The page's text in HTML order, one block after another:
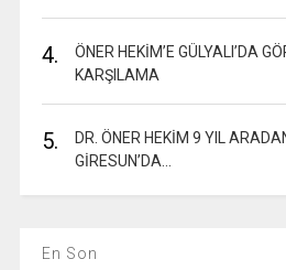
4.
ÖNER HEKİM’E GÜLYALI’DA
KARŞILAMA
5.
DR. ÖNER HEKİM 9 YIL
GİRESUN’DA…
En Son